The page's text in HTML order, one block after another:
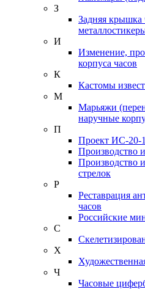
З
Задняя крышка
И
Изменение,
корпуса часов
К
Кастомы
М
Марьяжи
наручные
П
Проект ИС-20-
Производство
Производство
стрелок
Р
Реставрация
часов
Российские
С
Х
Ч
Часовые